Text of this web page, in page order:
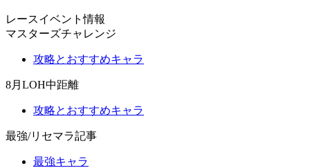
レースイベント情報
マスターズチャレンジ
攻略とおすすめキャラ
8月LOH中距離
攻略とおすすめキャラ
最強/リセマラ記事
最強キャラ